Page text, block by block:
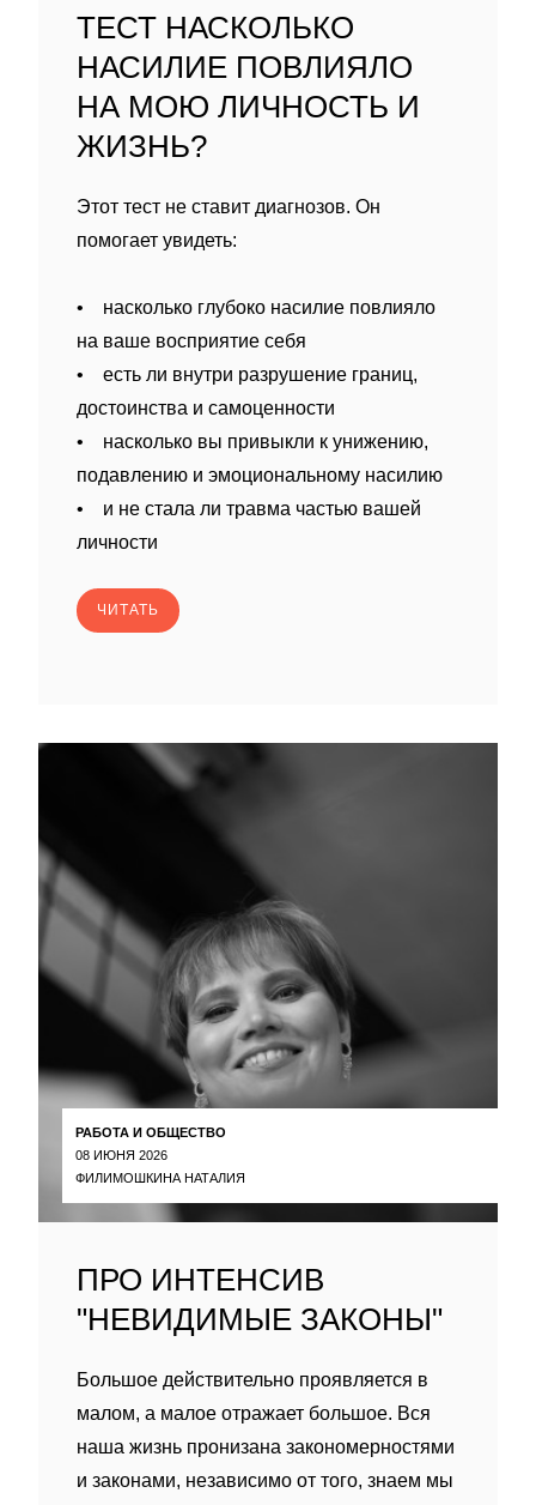
ТЕСТ НАСКОЛЬКО
НАСИЛИЕ ПОВЛИЯЛО
НА МОЮ ЛИЧНОСТЬ И
ЖИЗНЬ?
Этот тест не ставит диагнозов. Он
помогает увидеть:
• насколько глубоко насилие повлияло
на ваше восприятие себя
• есть ли внутри разрушение границ,
достоинства и самоценности
• насколько вы привыкли к унижению,
подавлению и эмоциональному насилию
• и не стала ли травма частью вашей
личности
ЧИТАТЬ
РАБОТА И ОБЩЕСТВО
08 ИЮНЯ 2026
ФИЛИМОШКИНА НАТАЛИЯ
ПРО ИНТЕНСИВ
"НЕВИДИМЫЕ ЗАКОНЫ"
Большое действительно проявляется в
малом, а малое отражает большое. Вся
наша жизнь пронизана закономерностями
и законами, независимо от того, знаем мы